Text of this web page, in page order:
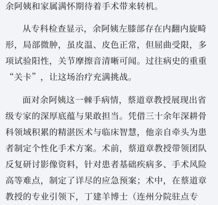
余阿姨和家属满怀期待着手术带来转机。
从专科检查显示，余阿姨左膝部存在内翻内旋畸
形，局部微肿，虽皮温、皮色正常，但屈曲受限，多
项试验阳性，关节摩擦音清晰可闻。过往病史的重重
“关卡”，让这场治疗充满挑战。
面对余阿姨这一棘手病情，蔡道章教授展现出省
级专家的深厚底蕴与果敢担当。凭借三十余年深耕骨
科领域积累的精湛医术与临床智慧，他亲自牵头为患
者制定个性化手术方案。术前，蔡道章教授带领团队
反复研讨影像资料，针对患者基础疾病多、手术风险
高等难点，制定了详尽的应急预案；术中，在蔡道章
教授的专业引领下，丁建羊博士（连州分院驻点专